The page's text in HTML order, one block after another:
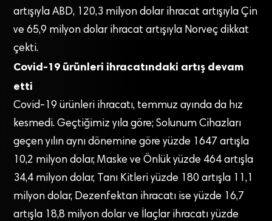
artışıyla ABD, 120,3 milyon dolar ihracat artışıyla Çin
ve 65,9 milyon dolar ihracat artışıyla Norveç dikkat
çekti.
Covid-19 ürünleri ihracatındaki artış devam
etti
Covid-19 ürünleri ihracatı, temmuz ayında da hız
kesmedi. Geçtiğimiz yıla göre; Solunum Cihazları
geçen yılın aynı dönemine göre yüzde 1647 artışla
10,2 milyon dolar, Maske ve Önlük yüzde 464 artışla
34,4 milyon dolar, Tanı Kitleri yüzde 180 artışla 11,1
milyon dolar, Dezenfektan ihracatı ise yüzde 16,7
artışla 18,8 milyon dolar ve İlaçlar ihracatı yüzde